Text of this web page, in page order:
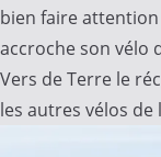
bien faire
accroche son vélo
Vers de Terre le
les autres vélos de